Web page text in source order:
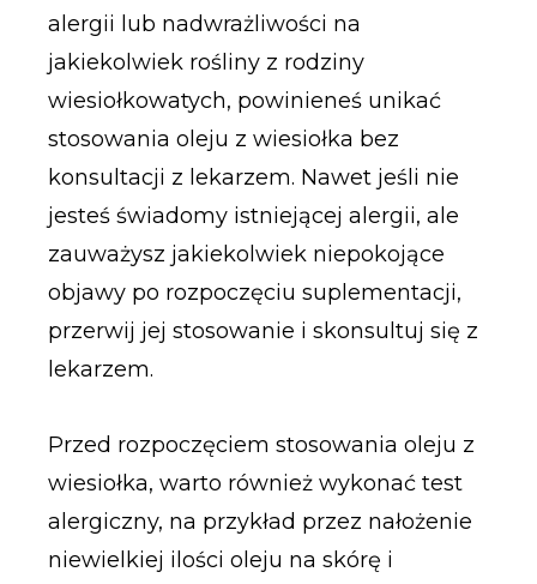
alergii lub nadwrażliwości na
jakiekolwiek rośliny z rodziny
wiesiołkowatych, powinieneś unikać
stosowania oleju z wiesiołka bez
konsultacji z lekarzem. Nawet jeśli nie
jesteś świadomy istniejącej alergii, ale
zauważysz jakiekolwiek niepokojące
objawy po rozpoczęciu suplementacji,
przerwij jej stosowanie i skonsultuj się z
lekarzem.
Przed rozpoczęciem stosowania oleju z
wiesiołka, warto również wykonać test
alergiczny, na przykład przez nałożenie
niewielkiej ilości oleju na skórę i